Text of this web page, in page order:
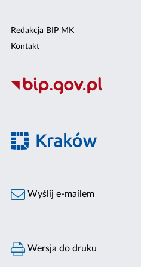
Redakcja BIP MK
Kontakt
Wyślij e-mailem
Wersja do druku